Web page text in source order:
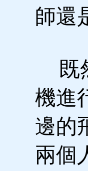
師還
既
機進
邊的
兩個